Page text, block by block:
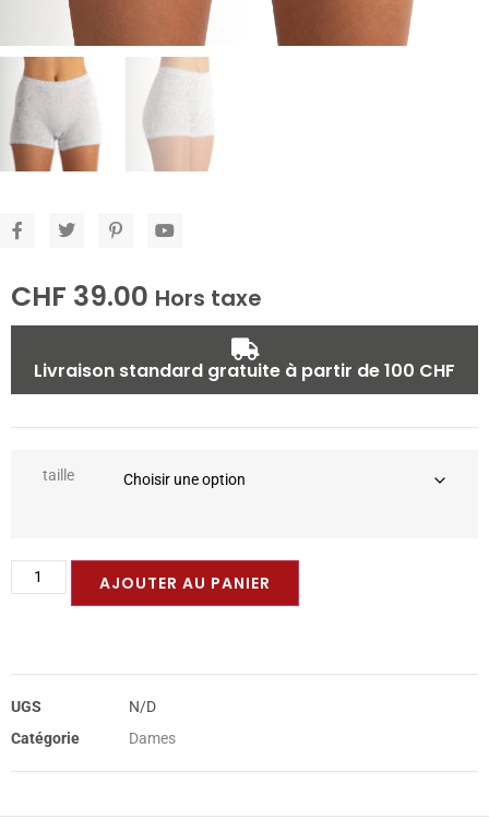
CHF 39.00 Hors taxe
Livraison standard gratuite à partir de 100 CHF
taille
AJOUTER AU PANIER
UGS
N/D
Catégorie
Dames